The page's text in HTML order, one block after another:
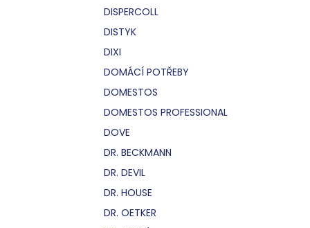
DISPERCOLL
DISTYK
DIXI
DOMÁCÍ POTŘEBY
DOMESTOS
DOMESTOS PROFESSIONAL
DOVE
DR. BECKMANN
DR. DEVIL
DR. HOUSE
DR. OETKER